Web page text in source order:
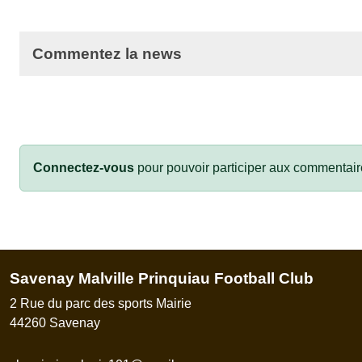
Commentez la news
Connectez-vous pour pouvoir participer aux
Savenay Malville Prinquiau Football Club
2 Rue du parc des sports Mairie
44260 Savenay